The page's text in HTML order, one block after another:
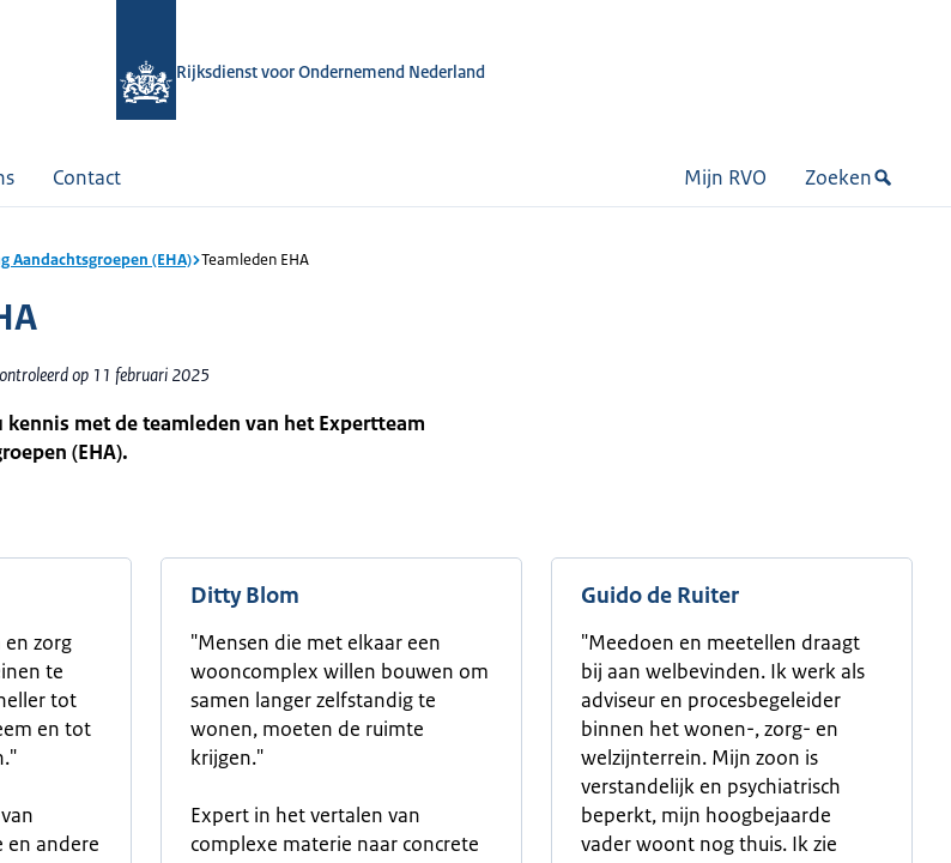
Rijksdienst voor Ondernemend Nederland
Contact Mijn RVO Zoeken
Aandachtsgroepen (EHA) Teamleden EHA
op 11 februari 2025
kennis met de teamleden van het Expertteam
(EHA).
zorg
te
tot
en tot
en andere
Ditty Blom
"Mensen die met elkaar een
wooncomplex willen bouwen om
samen langer zelfstandig te
wonen, moeten de ruimte
krijgen."
Expert in het vertalen van
complexe materie naar concrete
Guido de Ruiter
"Meedoen en meetellen draagt
bij aan welbevinden. Ik werk als
adviseur en procesbegeleider
binnen het wonen-, zorg- en
welzijnterrein. Mijn zoon is
verstandelijk en psychiatrisch
beperkt, mijn hoogbejaarde
vader woont nog thuis. Ik zie